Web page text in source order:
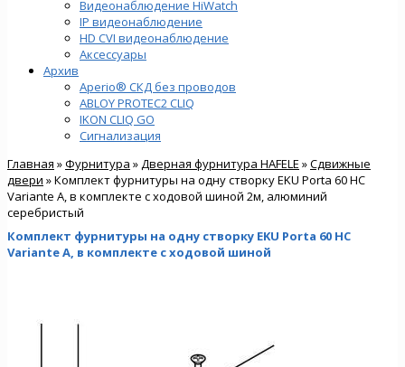
Видеонаблюдение HiWatch
IP видеонаблюдение
HD CVI видеонаблюдение
Аксессуары
Архив
Aperio® СКД без проводов
ABLOY PROTEC2 CLIQ
IKON CLIQ GO
Сигнализация
Главная »Фурнитура » Дверная фурнитура HAFELE »Сдвижные
двери » Комплект фурнитуры на одну створку EKU Porta 60 HC
Variante A, в комплекте с ходовой шиной 2м, алюминий
серебристый
Комплект фурнитуры на одну створку EKU Porta 60 HC
Variante A, в комплекте с ходовой шиной